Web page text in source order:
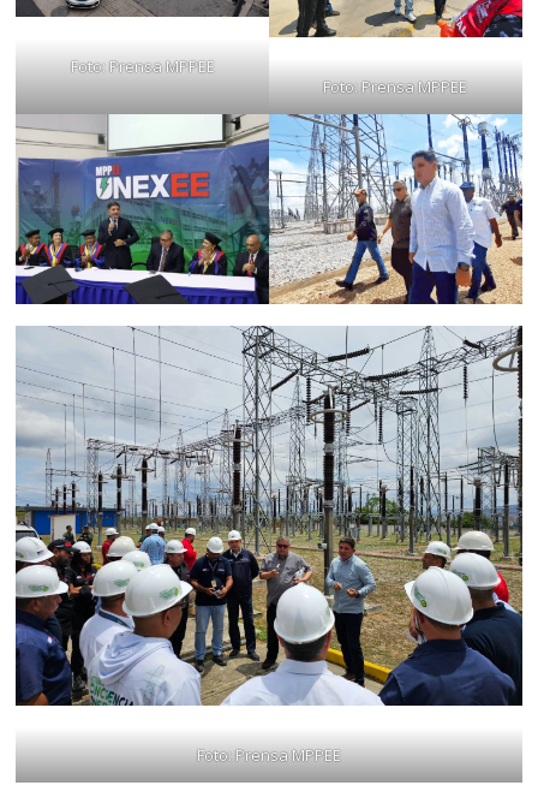
Foto: Prensa MPPEE
Foto: Prensa MPPEE
Foto: Prensa MPPEE